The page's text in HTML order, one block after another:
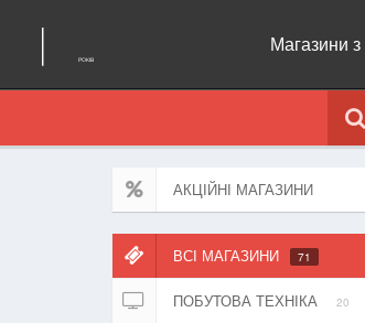
Магазини
АКЦІЙНІ МАГАЗИНИ
ВСІ МАГАЗИНИ 71
ПОБУТОВА ТЕХНІКА 20